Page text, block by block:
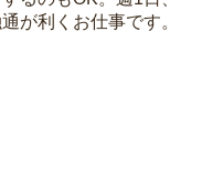
が利くお仕事です。